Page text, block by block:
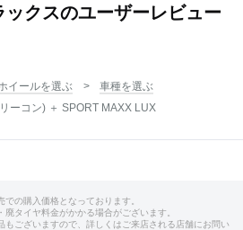
クスのユーザーレビュー
イールを選ぶ
車種を選ぶ
ーコン) ＋ SPORT MAXX LUX
での購入価格となっております。
タイヤ料金がかかる場合がございます。
もございますので、詳しくはご来店される店舗にお問い